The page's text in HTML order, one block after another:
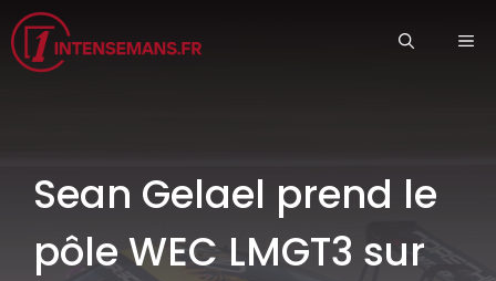
Aller
au
contenu
Sean Gelael prend le
pôle WEC LMGT3 sur